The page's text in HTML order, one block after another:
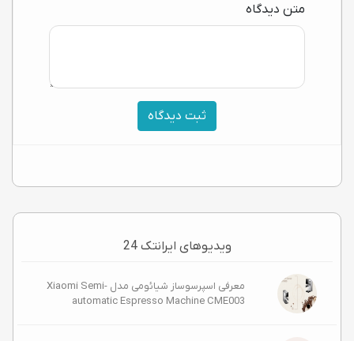
متن دیدگاه
ثبت دیدگاه
ویدیوهای ایرانتک 24
معرفی اسپرسوساز شیائومی مدل Xiaomi Semi-
automatic Espresso Machine CME003